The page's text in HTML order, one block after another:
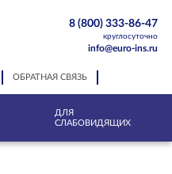
ОБРАТНАЯ СВЯЗЬ
8 (800) 333-86-47
круглосуточно
info@euro-ins.ru
ДЛЯ
СЛАБОВИДЯЩИХ